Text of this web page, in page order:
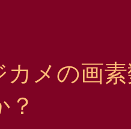
メの画
？